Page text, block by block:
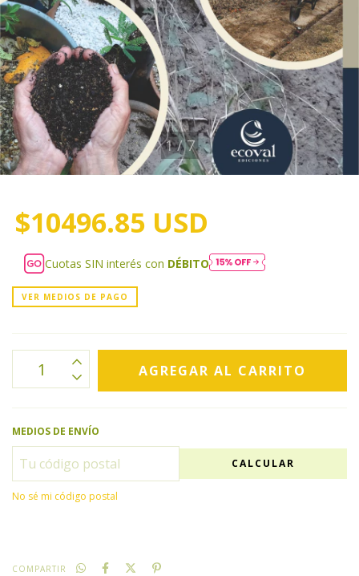
1/7
$10496.85 USD
Cuotas SIN interés con DÉBITO
VER MEDIOS DE PAGO
MEDIOS DE ENVÍO
CALCULAR
No sé mi código postal
COMPARTIR